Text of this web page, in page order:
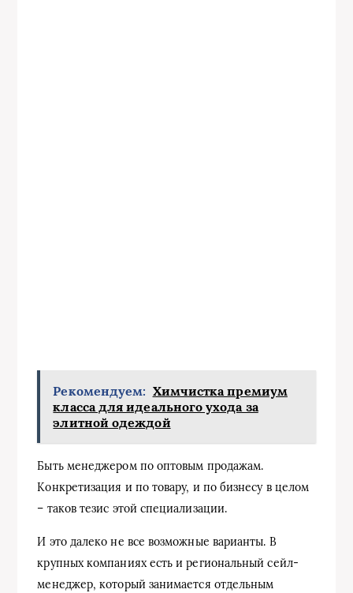
Рекомендуем: Химчистка премиум
класса для идеального ухода за
элитной одеждой
Быть менеджером по оптовым продажам.
Конкретизация и по товару, и по бизнесу в целом
– таков тезис этой специализации.
И это далеко не все возможные варианты. В
крупных компаниях есть и региональный сейл-
менеджер, который занимается отдельным